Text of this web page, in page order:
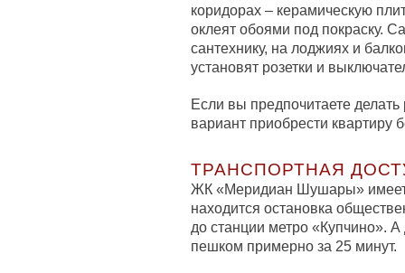
коридорах – керамическую
оклеят обоями под покраску.
сантехнику, на лоджиях и
установят розетки и
Если вы предпочитаете
вариант приобрести квартиру
ТРАНСПОРТНАЯ
ЖК «Меридиан Шушары» имеет
находится остановка
до станции метро «Купчино».
пешком примерно за 25 минут.